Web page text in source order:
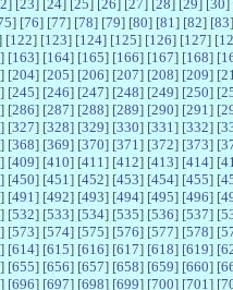
] [23] [24] [25] [26] [27] [28] [29] [30]
] [76] [77] [78] [79] [80] [81 ] [82] [83
[122] [123] [124] [125] [126] [127] [
] [163] [164] [165] [166] [167] [168] [
] [204] [205] [206] [207] [208] [209] [
] [245] [246] [247] [248] [249] [250] [
] [286] [287] [288] [289] [290] [291 ] [
] [327] [328] [329] [330] [331 ] [332] [
] [368] [369] [370] [371 ] [372] [373] [
] [409] [410] [411 ] [412] [413] [414] [
] [450] [451 ] [452] [453] [454] [455] [
] [491 ] [492] [493] [494] [495] [496] [
] [532] [533] [534] [535] [536] [537] [
] [573] [574] [575] [576] [577] [578] [
] [614] [615] [616] [617] [618] [619] [
] [655] [656] [657] [658] [659] [660] [
] [696] [697] [698] [699] [700] [701 ] [